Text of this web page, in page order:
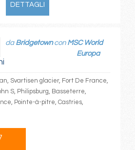
DETTAGLI
da Bridgetowncon MSC World
Europa
Svartisen glacier, Fort De France,
S, Philipsburg, Basseterre,
Pointe-à-pitre, Castries,